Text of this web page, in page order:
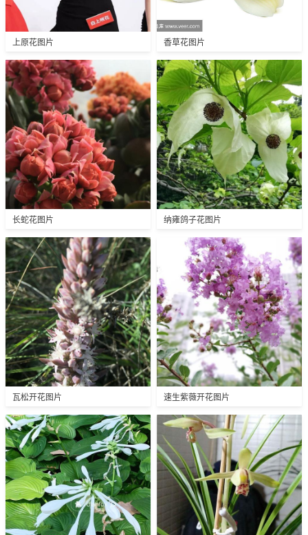
上原花图片 香草花图片
长蛇花图片 纳雍鸽子花图片
瓦松开花图片 速生紫薇开花图片